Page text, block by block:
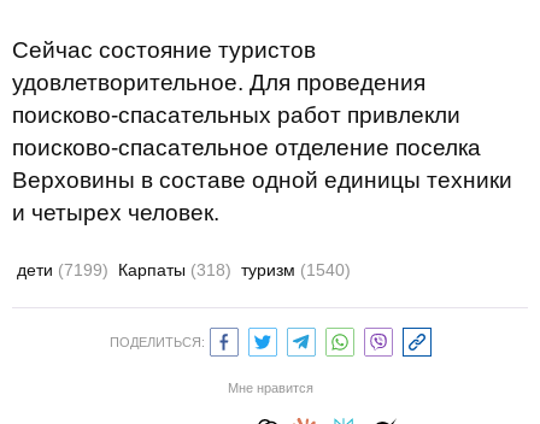
Сейчас состояние туристов
удовлетворительное. Для проведения
поисково-спасательных работ привлекли
поисково-спасательное отделение поселка
Верховины в составе одной единицы техники
и четырех человек.
дети (7199) Карпаты (318) туризм (1540)
ПОДЕЛИТЬСЯ:
Мне нравится